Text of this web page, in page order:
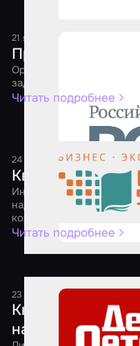
21 января 2021
Приключения
Организаторам игр
задачи, чтобы выжить в
Читать подробнее
24 апреля 2020 1 минута
Квест-мейкеры
Индустрия квестов
надеется выйти из него
коллег-маргиналов
Читать подробнее
23 апреля 2020
Квест на
начали уходить с